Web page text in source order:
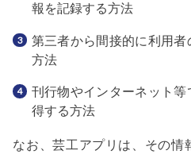
報を記録する方法
第三者から間接的に利用
方法
刊行物やインターネット
得する方法
なお、芸工アプリは、その情